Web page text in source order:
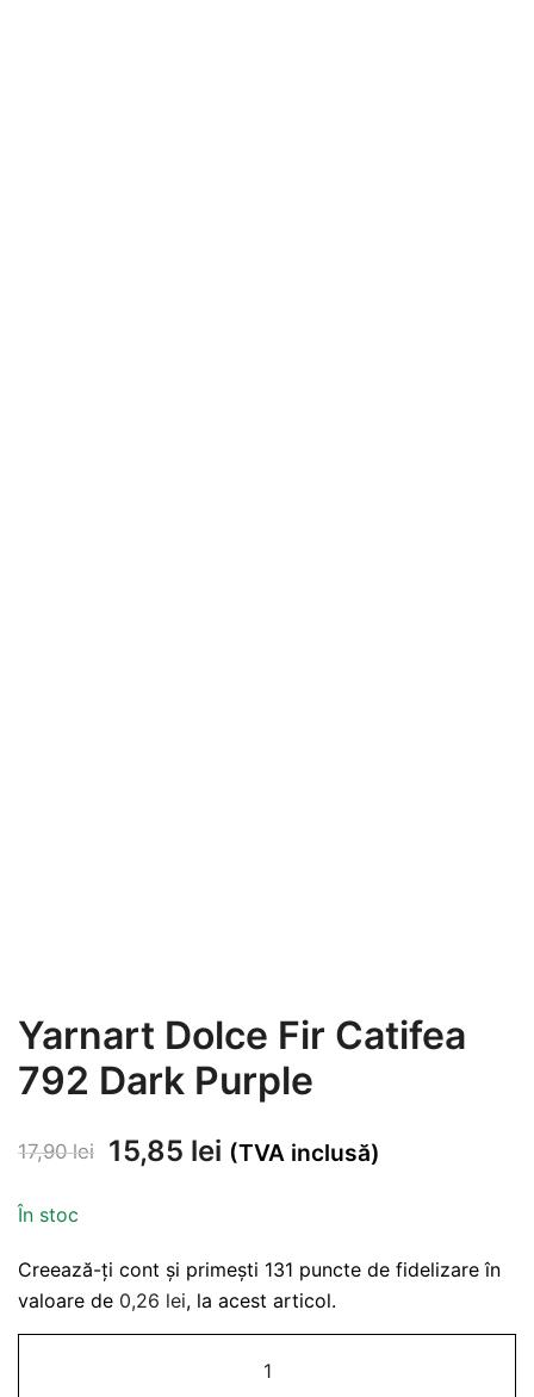
Yarnart Dolce Fir Catifea
792 Dark Purple
17,90lei
Prețul
fost:
17,90 lei.
15,85 lei Prețul
15,85 lei.
(TVA inclusă)
În stoc
Creează-ți cont și primești 131 puncte de fidelizare în
valoare de 0,26 lei, la acest articol.
Yarnart